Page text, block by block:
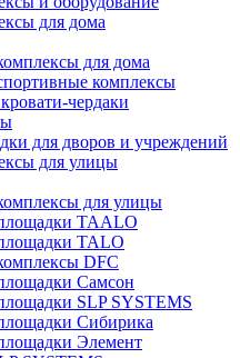
для дома
для дома
комплексы
чердаки
для дворов и учреждений
для улицы
для улицы
TAALO
TALO
DFC
Самсон
SLP SYSTEMS
Сибирика
Элемент